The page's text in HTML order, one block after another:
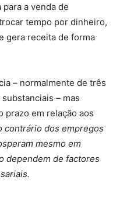
a venda de
tempo por dinheiro,
gera receita de forma
– normalmente de três
– mas
prazo em relação aos
contrário dos empregos
mesmo em
dependem de factores